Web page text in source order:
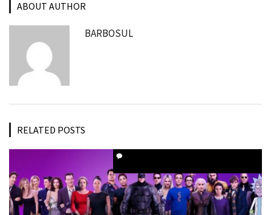
ABOUT AUTHOR
BARBOSUL
RELATED POSTS